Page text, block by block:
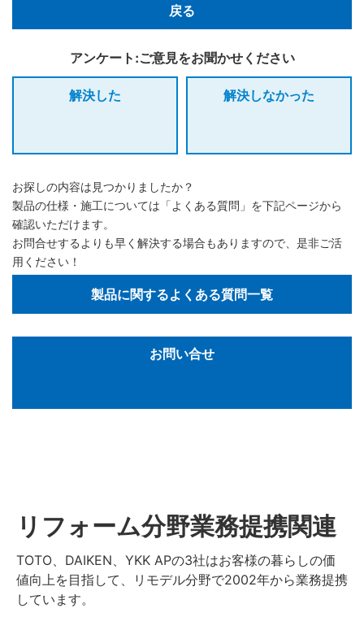
戻る
アンケート:ご意見をお聞かせください
解決した
解決しなかった
お探しの内容は見つかりましたか？
製品の仕様・施工については「よくある質問」を下記ページから
確認いただけます。
お問合せするよりも早く解決する場合もありますので、是非ご活
用ください！
製品に関するよくある質問一覧
お問い合せ
リフォーム分野業務提携関連
TOTO、DAIKEN、YKK APの3社はお客様の暮らしの価
値向上を目指して、リモデル分野で2002年から業務提携
しています。